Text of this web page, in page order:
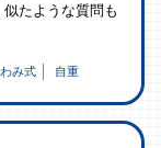
たような質問も
み式 自重